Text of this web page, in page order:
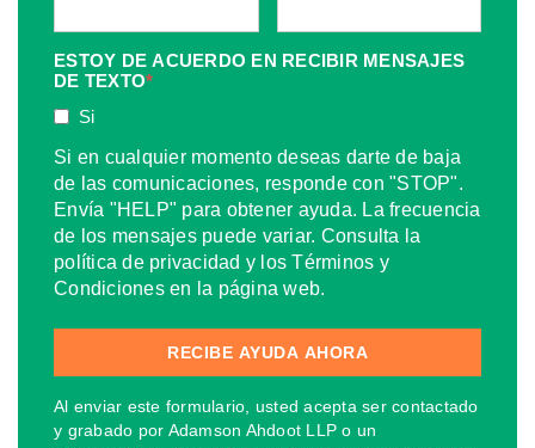
ESTOY DE ACUERDO EN RECIBIR MENSAJES
DE TEXTO*
Si
Si en cualquier momento deseas darte de baja
de las comunicaciones, responde con "STOP".
Envía "HELP" para obtener ayuda. La frecuencia
de los mensajes puede variar. Consulta la
política de privacidad y los Términos y
Condiciones en la página web.
Al enviar este formulario, usted acepta ser contactado
y grabado por Adamson Ahdoot LLP o un